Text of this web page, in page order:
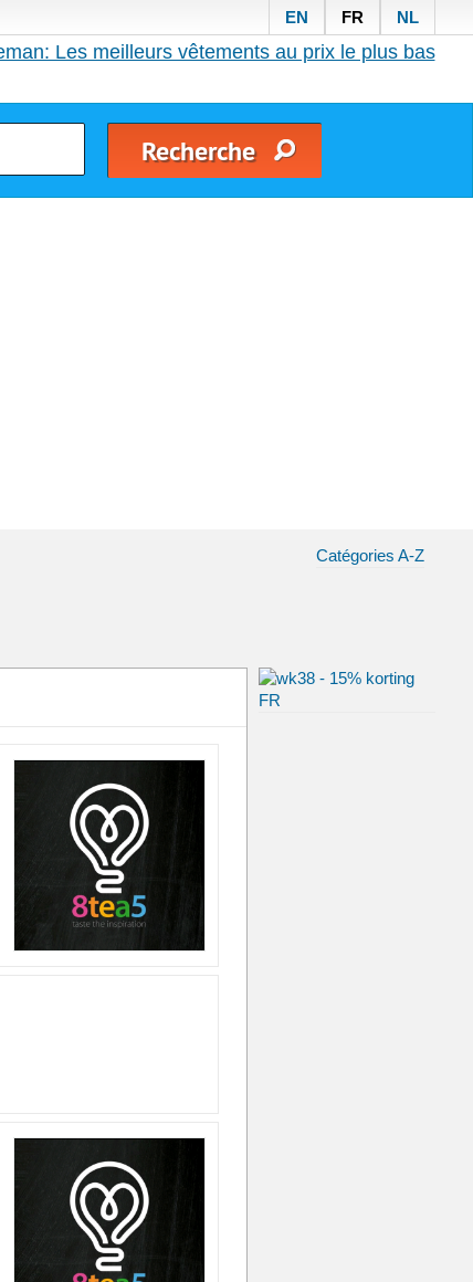
EN FR NL
Les meilleurs vêtements au prix le plus bas
Catégories A-Z